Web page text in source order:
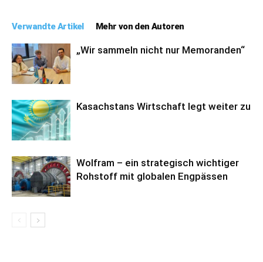
Verwandte Artikel Mehr von den Autoren
„Wir sammeln nicht nur Memoranden“
Kasachstans Wirtschaft legt weiter zu
Wolfram – ein strategisch wichtiger
Rohstoff mit globalen Engpässen